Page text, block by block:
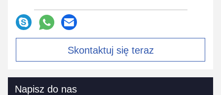
Skontaktuj się teraz
Napisz do nas